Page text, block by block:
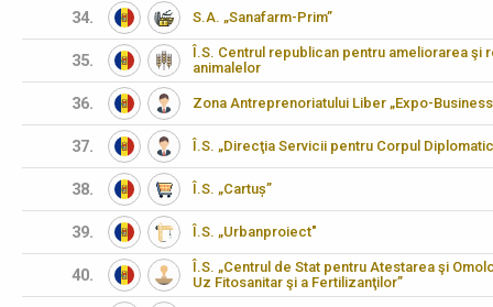
34. S.A. „Sanafarm-Prim”
35.
Î.S. Centrul republican pentru ameliorarea şi
animalelor
36. Zona Antreprenoriatului Liber „Expo-
37. Î.S. „Direcţia Servicii pentru Corpul
38. Î.S. „Cartuș”
39. Î.S. „Urbanproiect"
40.
Î.S. „Centrul de Stat pentru Atestarea şi
Uz Fitosanitar şi a Fertilizanţilor”